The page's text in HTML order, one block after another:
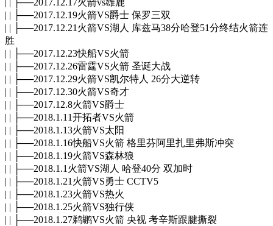
| | ├──2017.12.19火箭VS爵士 保罗三双
| | ├──2017.12.21火箭VS湖人 库兹马38分哈登51分终结火箭连
胜
| | ├──2017.12.23快船VS火箭
| | ├──2017.12.26雷霆VS火箭 圣诞大战
| | ├──2017.12.29火箭VS凯尔特人 26分大逆转
| | ├──2017.12.30火箭VS奇才
| | ├──2017.12.8火箭VS爵士
| | ├──2018.1.11开拓者VS火箭
| | ├──2018.1.13火箭VS太阳
| | ├──2018.1.16快船VS火箭 格里芬阿里扎里弗斯冲突
| | ├──2018.1.19火箭VS森林狼
| | ├──2018.1.1火箭VS湖人 哈登40分 双加时
| | ├──2018.1.21火箭VS勇士 CCTV5
| | ├──2018.1.23火箭VS热火
| | ├──2018.1.25火箭VS独行侠
| | ├──2018.1.27鹈鹕VS火箭 央视 考辛斯跟腱撕裂